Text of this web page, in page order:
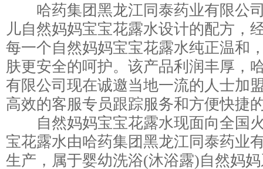
哈药集团黑龙江同泰药业有限公
儿自然妈妈宝宝花露水设计的配方，
每一个自然妈妈宝宝花露水纯正温和
肤更安全的呵护。该产品利润丰厚，
有限公司现在诚邀当地一流的人士加
高效的客服专员跟踪服务和方便快捷
自然妈妈宝宝花露水现面向全国
宝花露水由哈药集团黑龙江同泰药业
生产，属于婴幼洗浴(沐浴露)自然妈